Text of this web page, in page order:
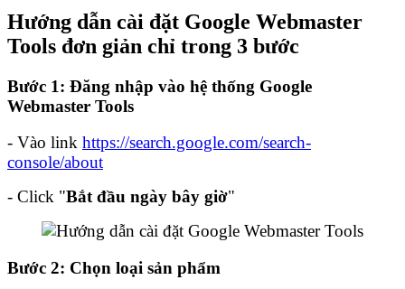
Hướng dẫn cài đặt Google Webmaster
Tools đơn giản chỉ trong 3 bước
Bước 1: Đăng nhập vào hệ thống Google
Webmaster Tools
- Vào link https://search.google.com/search-
console/about
- Click "Bắt đầu ngày bây giờ"
Bước 2: Chọn loại sản phẩm